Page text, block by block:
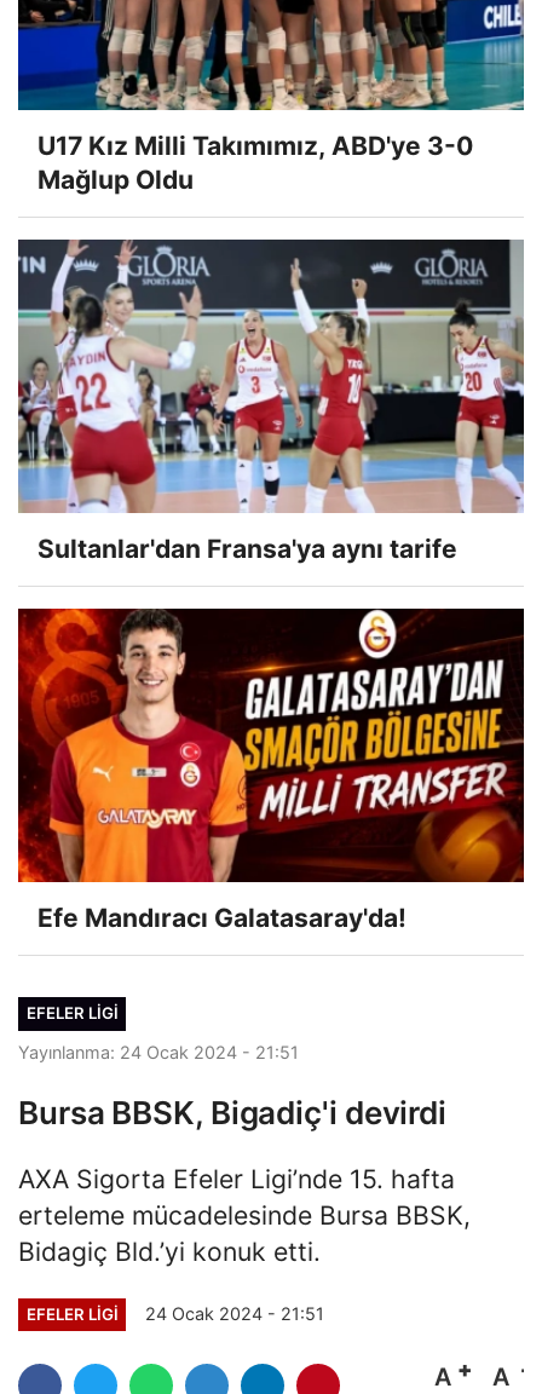
U17 Kız Milli Takımımız, ABD'ye 3-0
Mağlup Oldu
Sultanlar'dan Fransa'ya aynı tarife
Efe Mandıracı Galatasaray'da!
EFELER LIGI
Yayınlanma: 24 Ocak 2024 - 21:51
Bursa BBSK, Bigadiç'i devirdi
AXA Sigorta Efeler Ligi’nde 15. hafta
erteleme mücadelesinde Bursa BBSK,
Bidagiç Bld.’yi konuk etti.
EFELER LIGI 24 Ocak 2024 - 21:51
A A